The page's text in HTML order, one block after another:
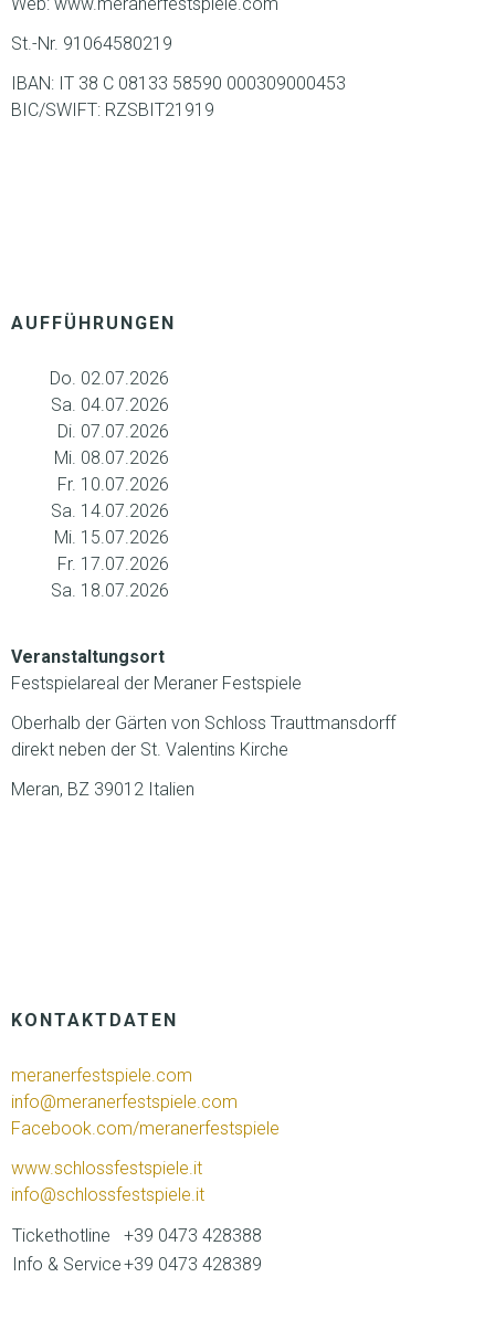
St.-Nr. 91064580219
IBAN: IT 38 C 08133 58590 000309000453
BIC/SWIFT: RZSBIT21919
AUFFÜHRUNGEN
Do. 02.07.2026
Sa. 04.07.2026
Di. 07.07.2026
Mi. 08.07.2026
Fr. 10.07.2026
Sa. 14.07.2026
Mi. 15.07.2026
Fr. 17.07.2026
Sa. 18.07.2026
Veranstaltungsort
Festspielareal der Meraner Festspiele
Oberhalb der Gärten von Schloss Trauttmansdorff
direkt neben der St. Valentins Kirche
Meran, BZ 39012 Italien
KONTAKTDATEN
meranerfestspiele.com
info@meranerfestspiele.com
Facebook.com/meranerfestspiele
www.schlossfestspiele.it
info@schlossfestspiele.it
Tickethotline
+39 0473 428388
Info & Service+39 0473 428389